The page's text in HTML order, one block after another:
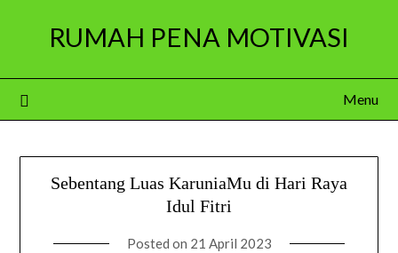
RUMAH PENA MOTIVASI
Menu
Sebentang Luas KaruniaMu di Hari Raya
Idul Fitri
Posted on 21 April 2023